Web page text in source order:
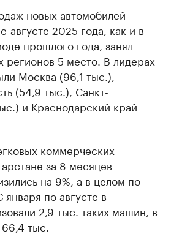
новых автомобилей
августе 2025 года, как и в
прошлого года, занял
регионов 5 место. В лидерах
Москва (96,1 тыс.),
(54,9 тыс.), Санкт-
и Краснодарский край
коммерческих
за 8 месяцев
на 9%, а в целом по
по августе в
2,9 тыс. таких машин, в
тыс.